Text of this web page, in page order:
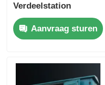
Verdeelstation
Hoogspanning IP56
Bescherming
Aangepast
Aanvraag sturen